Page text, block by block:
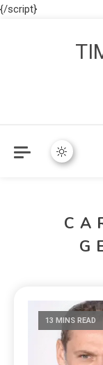
{/script}
13 MINS READ